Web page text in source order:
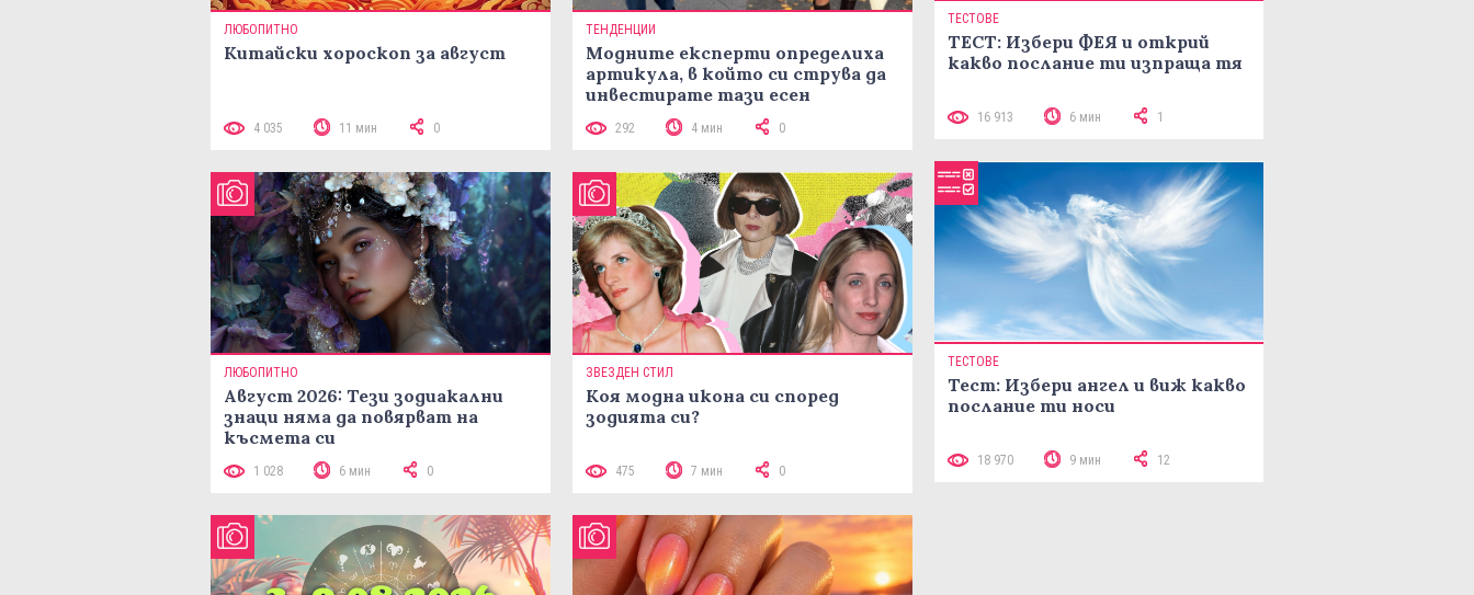
ЛЮБОПИТНО
Китайски хороскоп за август
4 035 11 мин 0
ТЕНДЕНЦИИ
Модните експерти определиха
артикула, в който си струва да
инвестирате тази есен
292 4 мин 0
ЛЮБОПИТНО
Август 2026: Тези зодиакални
знаци няма да повярват на
късмета си
1 028 6 мин 0
ЗВЕЗДЕН СТИЛ
Коя модна икона си според
зодията си?
475 7 мин 0
ТЕСТОВЕ
ТЕСТ: Избери ФЕЯ и открий
какво послание ти изпраща тя
16 913 6 мин 1
ТЕСТОВЕ
Тест: Избери ангел и виж какво
послание ти носи
18 970 9 мин 12